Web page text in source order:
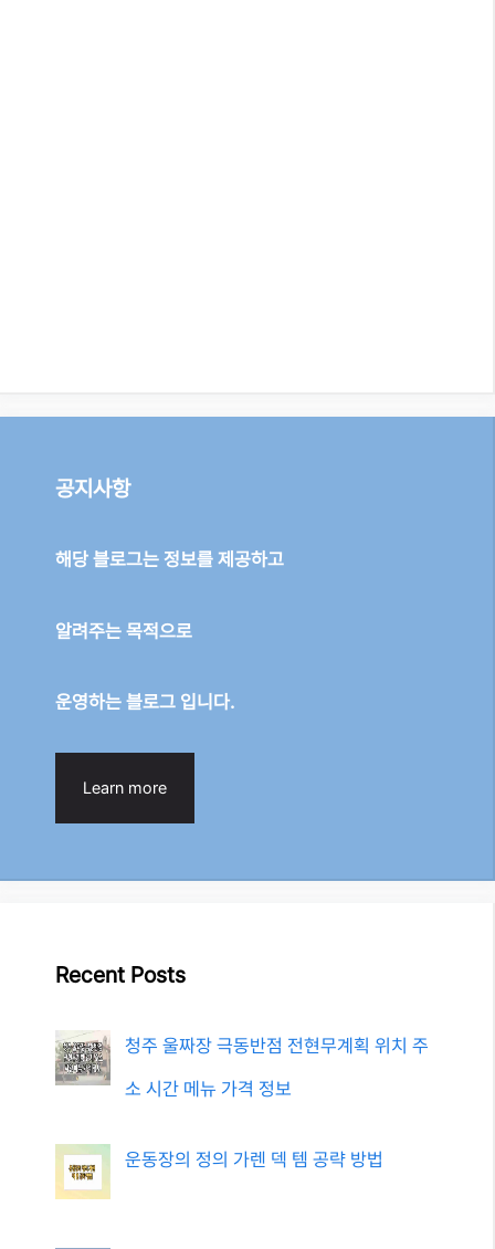
공지사항
해당 블로그는 정보를 제공하고
알려주는 목적으로
운영하는 블로그 입니다.
Learn more
Recent Posts
청주 울짜장 극동반점 전현무계획 위치 주
소 시간 메뉴 가격 정보
운동장의 정의 가렌 덱 템 공략 방법